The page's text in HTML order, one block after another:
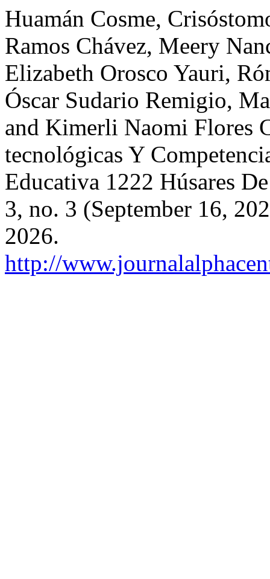
Huamán Cosme,
Ramos Chávez, Meery
Elizabeth Orosco Yauri,
Óscar Sudario Remigio,
and Kimerli Naomi Flores
tecnológicas Y
Educativa 1222 Húsares
3, no. 3 (September 16,
2026.
http://